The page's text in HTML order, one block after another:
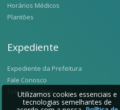
Horários Médicos
Plantões
Expediente
Expediente da Prefeitura
Fale Conosco
Telefones Úteis
Utilizamos cookies essenciais e
tecnologias semelhantes de